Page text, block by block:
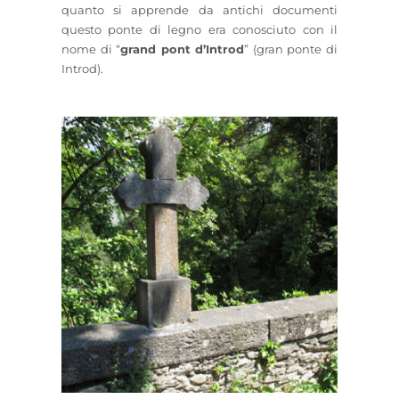
quanto si apprende da antichi documenti
questo ponte di legno era conosciuto con il
nome di “grand pont d’Introd” (gran ponte di
Introd).